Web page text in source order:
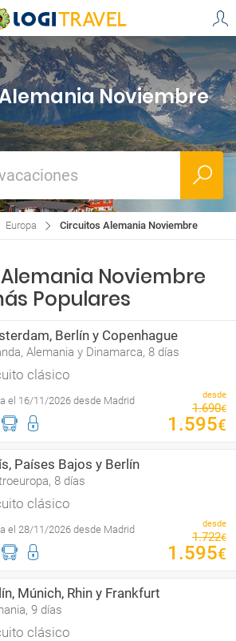
Noviembre
Europa Circuitos Alemania Noviembre
Noviembre
Populares
Berlín y Copenhague
Alemania y Dinamarca, 8 días
clásico
el 16/11/2026 desde Madrid desde
1.690€
1 .595€
Países Bajos y Berlín
8 días
clásico
el 28/11/2026 desde Madrid desde
1.722€
1 .595€
Múnich, Rhin y Frankfurt
9 días
clásico